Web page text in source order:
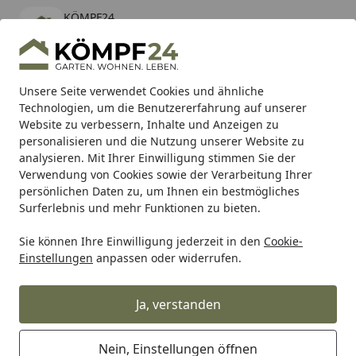
Unsere Seite verwendet Cookies und ähnliche
Technologien, um die Benutzererfahrung auf unserer
Website zu verbessern, Inhalte und Anzeigen zu
personalisieren und die Nutzung unserer Website zu
analysieren. Mit Ihrer Einwilligung stimmen Sie der
Verwendung von Cookies sowie der Verarbeitung Ihrer
persönlichen Daten zu, um Ihnen ein bestmögliches
Surferlebnis und mehr Funktionen zu bieten.
Sie können Ihre Einwilligung jederzeit in den Cookie-
Einstellungen anpassen oder widerrufen.
Ja, verstanden
Nein, Einstellungen öffnen
KÖMPF24
kostenlos - Im App Store
Hotline
Alle Produkte
Mein Konto
Suchen
Karibu Pools inkl. gratis Sandfilteranlage & Pool-
Starterset (Gesamtwert bis 468,99€)
Startseite
Shark Shark Auspuff Shark Performance
Shark Performance
ENDSCHALLDÄMPFER Carbon Street
GP Endschalldämpfer Ø60 mm L250